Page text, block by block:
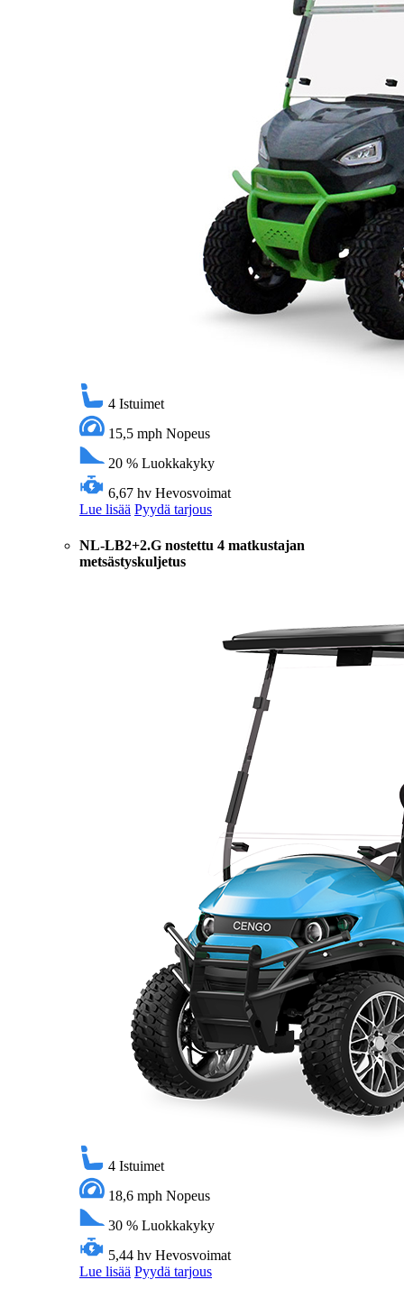
4 Istuimet
15,5 mph Nopeus
20 % Luokkakyky
6,67 hv Hevosvoimat
Lue lisää Pyydä tarjous
NL-LB2+2.G nostettu 4 matkustajan
metsästyskuljetus
4 Istuimet
18,6 mph Nopeus
30 % Luokkakyky
5,44 hv Hevosvoimat
Lue lisää Pyydä tarjous